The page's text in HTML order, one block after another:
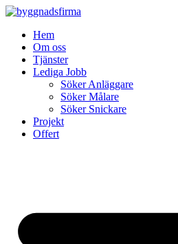
Skip
contentHem
Om oss
Tjänster
Lediga Jobb
Söker Anläggare
Söker Målare
Söker Snickare
Projekt
Offert